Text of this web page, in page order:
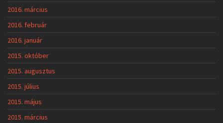
2016. március
2016. február
2016. január
2015. október
2015. augusztus
2015. július
2015. május
2015. március